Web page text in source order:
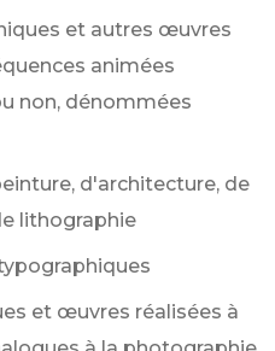
et autres œuvres
animées
non, dénommées
d'architecture, de
lithographie
et œuvres réalisées à